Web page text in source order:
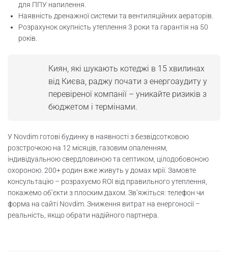
для ППУ напилення.
Наявність дренажної системи та вентиляційних аераторів.
Розрахунок окупність утеплення 3 роки та гарантія на 50
років.
Киян, які шукають котеджі в 15 хвилинах
від Києва, раджу почати з енергоаудиту у
перевіреної компанії – уникайте ризиків з
бюджетом і термінами.
У Novdim готові будинку в наявності з безвідсотковою
розстрочкою на 12 місяців, газовим опаленням,
індивідуальною свердловиною та септиком, цілодобовоною
охороною. 200+ родин вже живуть у домах мрії. Замовте
консультацію – розрахуємо ROI від правильного утеплення,
покажемо об’єкти з плоским дахом. Зв’яжіться: телефон чи
форма на сайті Novdim. Зниження витрат на енергоносії –
реальність, якщо обрати надійного партнера.